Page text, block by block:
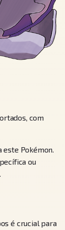
com
Pokémon.
ou
é crucial para